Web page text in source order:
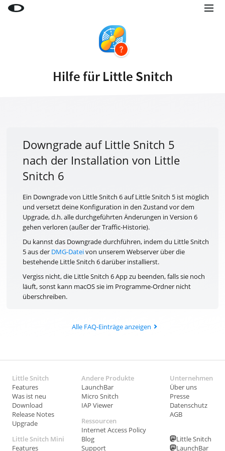
LaunchBar
Shop
Support
Blog
Hilfe für Little Snitch
Downgrade auf Little Snitch 5
nach der Installation von Little
Snitch 6
Ein Downgrade von Little Snitch 6 auf Little Snitch 5 ist möglich
und versetzt deine Konfiguration in den Zustand vor dem
Upgrade, d.h. alle durchgeführten Änderungen in Version 6
gehen verloren (außer der Traffic-Historie).
Du kannst das Downgrade durchführen, indem du Little Snitch
5 aus der DMG-Dateivon unserem Webserver über die
bestehende Little Snitch 6 darüber installierst.
Vergiss nicht, die Little Snitch 6 App zu beenden, falls sie noch
läuft, sonst kann macOS sie im Programme-Ordner nicht
überschreiben.
Alle FAQ-Einträge anzeigen
Little Snitch
Features
Was ist neu
Download
Release Notes
Upgrade
Little Snitch Mini
Features
Andere Produkte
LaunchBar
Micro Snitch
IAP Viewer
Ressourcen
Internet Access Policy
Blog
Support
Unternehmen
Über uns
Presse
Datenschutz
AGB
Little Snitch
LaunchBar